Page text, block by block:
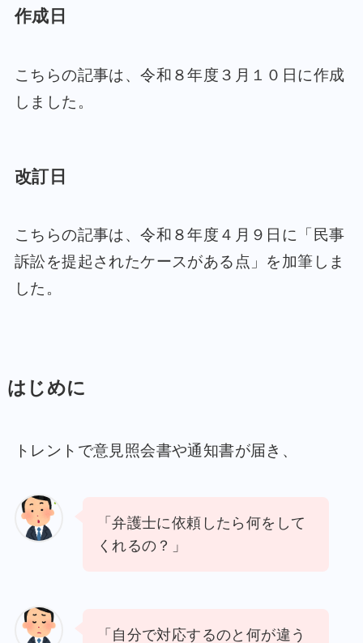
作成日
こちらの記事は、令和８年度３月１０日に作成
しました。
改訂日
こちらの記事は、令和８年度４月９日に「民事
訴訟を提起されたケースがある点」を加筆しま
した。
はじめに
トレントで意見照会書や通知書が届き、
「弁護士に依頼したら何をして
くれるの？」
「自分で対応するのと何が違う